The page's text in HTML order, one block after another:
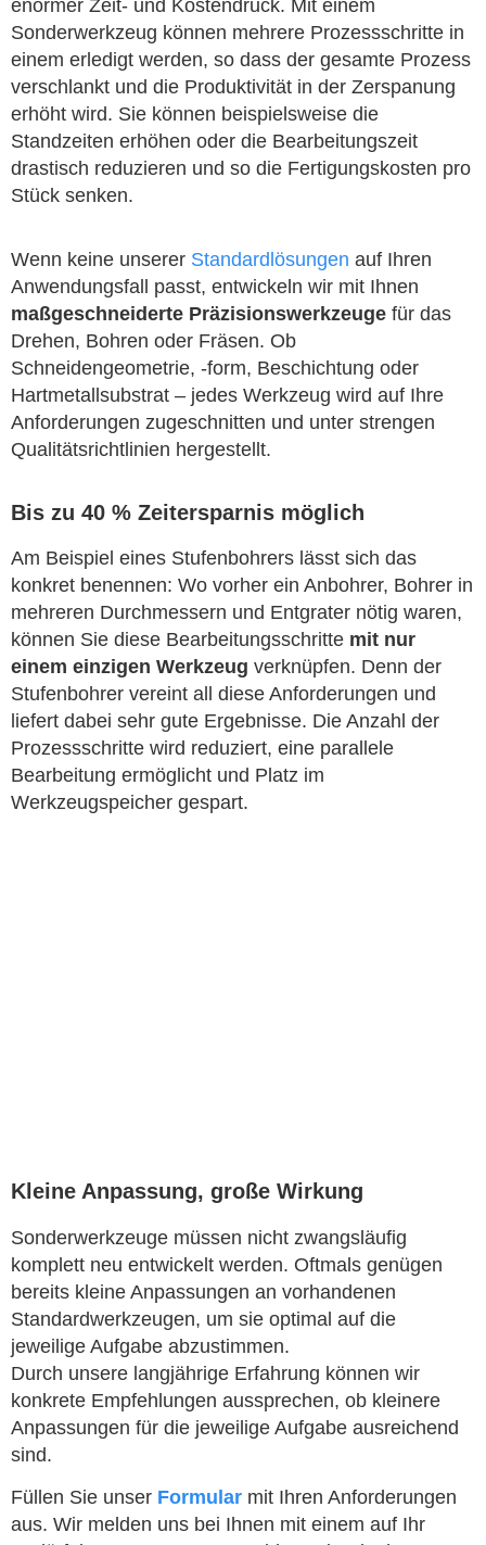
enormer Zeit- und Kostendruck. Mit einem
Sonderwerkzeug können mehrere Prozessschritte in
einem erledigt werden, so dass der gesamte Prozess
verschlankt und die Produktivität in der Zerspanung
erhöht wird. Sie können beispielsweise die
Standzeiten erhöhen oder die Bearbeitungszeit
drastisch reduzieren und so die Fertigungskosten pro
Stück senken.
Wenn keine unserer Standardlösungen auf Ihren
Anwendungsfall passt, entwickeln wir mit Ihnen
maßgeschneiderte Präzisionswerkzeuge für das
Drehen, Bohren oder Fräsen. Ob
Schneidengeometrie, -form, Beschichtung oder
Hartmetallsubstrat – jedes Werkzeug wird auf Ihre
Anforderungen zugeschnitten und unter strengen
Qualitätsrichtlinien hergestellt.
Bis zu 40 % Zeitersparnis möglich
Am Beispiel eines Stufenbohrers lässt sich das
konkret benennen: Wo vorher ein Anbohrer, Bohrer in
mehreren Durchmessern und Entgrater nötig waren,
können Sie diese Bearbeitungsschritte mit nur
einem einzigen Werkzeug verknüpfen. Denn der
Stufenbohrer vereint all diese Anforderungen und
liefert dabei sehr gute Ergebnisse. Die Anzahl der
Prozessschritte wird reduziert, eine parallele
Bearbeitung ermöglicht und Platz im
Werkzeugspeicher gespart.
Kleine Anpassung, große Wirkung
Sonderwerkzeuge müssen nicht zwangsläufig
komplett neu entwickelt werden. Oftmals genügen
bereits kleine Anpassungen an vorhandenen
Standardwerkzeugen, um sie optimal auf die
jeweilige Aufgabe abzustimmen.
Durch unsere langjährige Erfahrung können wir
konkrete Empfehlungen aussprechen, ob kleinere
Anpassungen für die jeweilige Aufgabe ausreichend
sind.
Füllen Sie unser Formular mit Ihren Anforderungen
aus. Wir melden uns bei Ihnen mit einem auf Ihr